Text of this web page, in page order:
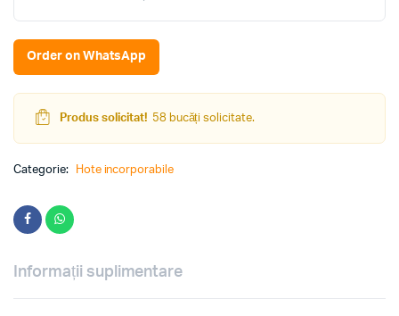
quantity
Order on WhatsApp
Produs solicitat! 58 bucăți solicitate.
Categorie: Hote incorporabile
Informații suplimentare